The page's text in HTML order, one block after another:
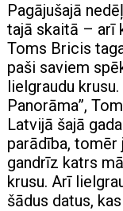
Pagājušajā
tajā skaitā – arī
Toms Bricis
paši saviem
lielgraudu
Panorāma”,
Latvijā šajā
parādība,
gandrīz katrs
krusu. Arī
šādus datus,